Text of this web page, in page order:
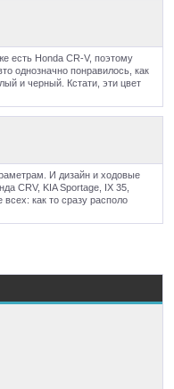
есть Honda CR-V, поэтому
однозначно понравилось, как
и черный. Кстати, эти цвет
И дизайн и ходовые
CRV, KIA Sportage, IX 35,
как то сразу располо